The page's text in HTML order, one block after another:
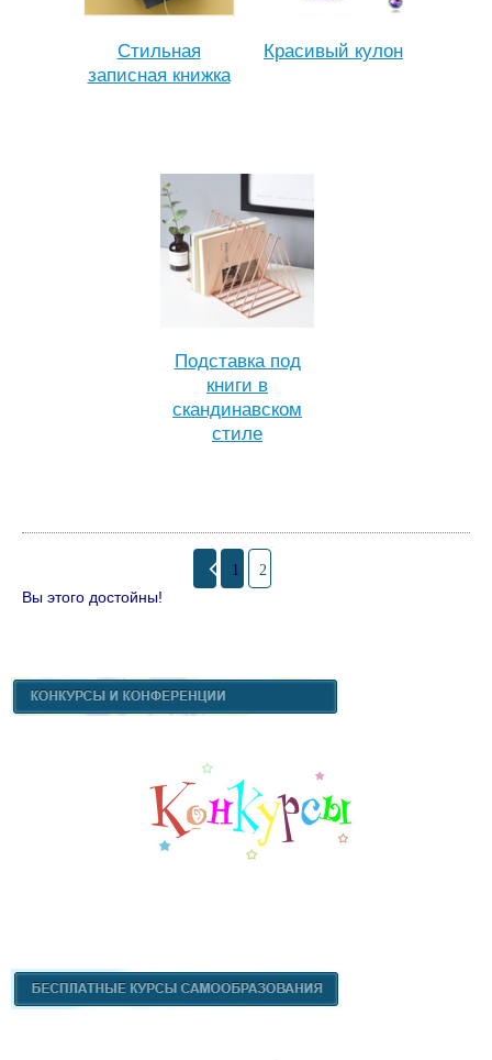
Стильная
записная книжка
Красивый кулон
Подставка под
книги в
скандинавском
стиле
1
2
Вы этого достойны!